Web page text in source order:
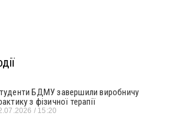
БДМУ завершили виробничу
з фізичної терапії
15:20